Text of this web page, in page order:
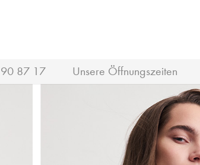
87 17 Unsere Öffnungszeiten